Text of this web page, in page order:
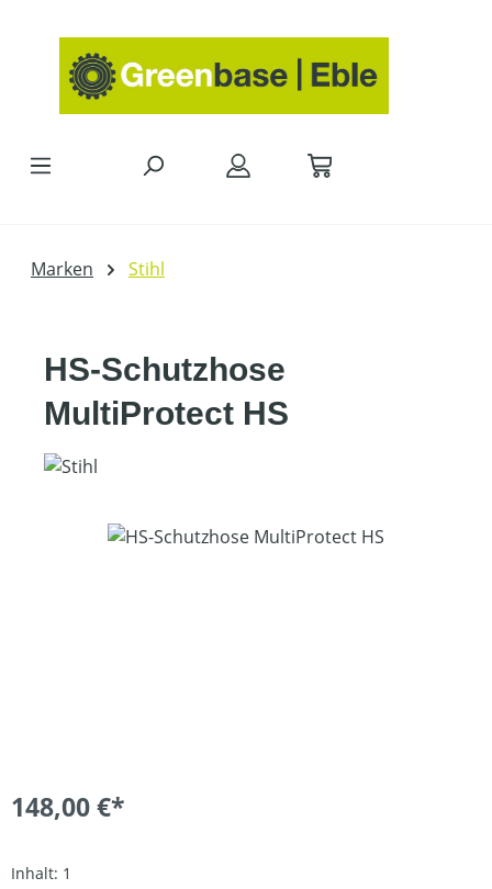
Marken Stihl
HS-Schutzhose
MultiProtect HS
Bildergalerie überspringen
148,00 €*
Inhalt: 1